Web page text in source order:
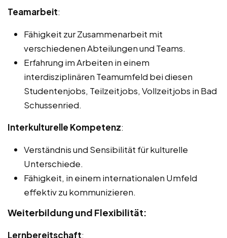
Teamarbeit:
Fähigkeit zur Zusammenarbeit mit
verschiedenen Abteilungen und Teams.
Erfahrung im Arbeiten in einem
interdisziplinären Teamumfeld bei diesen
Studentenjobs, Teilzeitjobs, Vollzeitjobs in Bad
Schussenried.
Interkulturelle Kompetenz:
Verständnis und Sensibilität für kulturelle
Unterschiede.
Fähigkeit, in einem internationalen Umfeld
effektiv zu kommunizieren.
Weiterbildung und Flexibilität:
Lernbereitschaft: